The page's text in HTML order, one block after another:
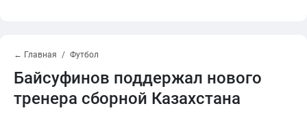
← Главная Футбол
Байсуфинов поддержал нового
тренера сборной Казахстана